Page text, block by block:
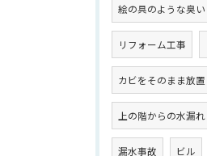
絵の具のような臭い
リフォーム工事
カビをそのまま放置
上の階からの水漏れ
漏水事故 ビル